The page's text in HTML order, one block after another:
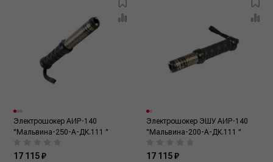
Электрошокер АИР-140
"Мальвина-250-А-ДК.111 "
17 115 ₽
Электрошокер ЭШУ АИР-140
"Мальвина-200-А-ДК.111 "
17 115 ₽